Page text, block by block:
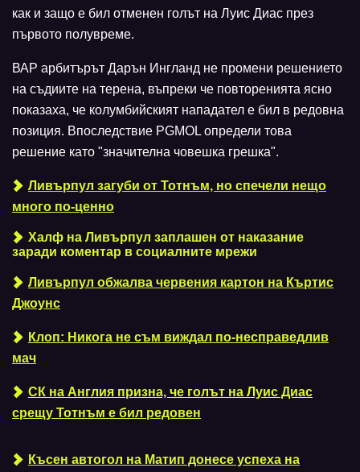
как и защо е бил отменен голът на Луис Диас през
първото полувреме.
ВАР арбитърът Дарън Ингланд не промени решението
на съдиите на терена, въпреки че повторенията ясно
показаха, че колумбийският нападател е бил в редовна
позиция. Впоследствие PGMOL определи това
решение като "значителна човешка грешка".
Ливърпул загуби от Тотнъм, но спечели нещо
много по-ценно
Халф на Ливърпул заплашен от наказание
заради коментар в социалните мрежи
Ливърпул обжалва червения картон на Къртис
Джоунс
Клоп: Никога не съм виждал по-несправедлив
мач
СК на Англия призна, че голът на Луис Диас
срещу Тотнъм е бил редовен
Късен автогол на Матип донесе успеха на